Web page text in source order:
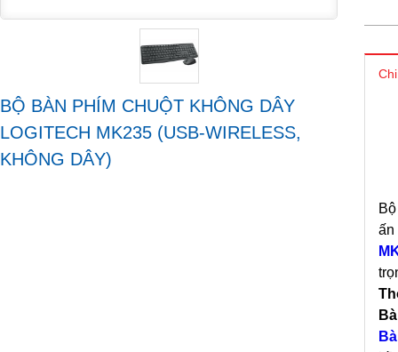
BỘ BÀN PHÍM CHUỘT KHÔNG DÂY
LOGITECH MK235 (USB-WIRELESS,
KHÔNG DÂY)
ấn